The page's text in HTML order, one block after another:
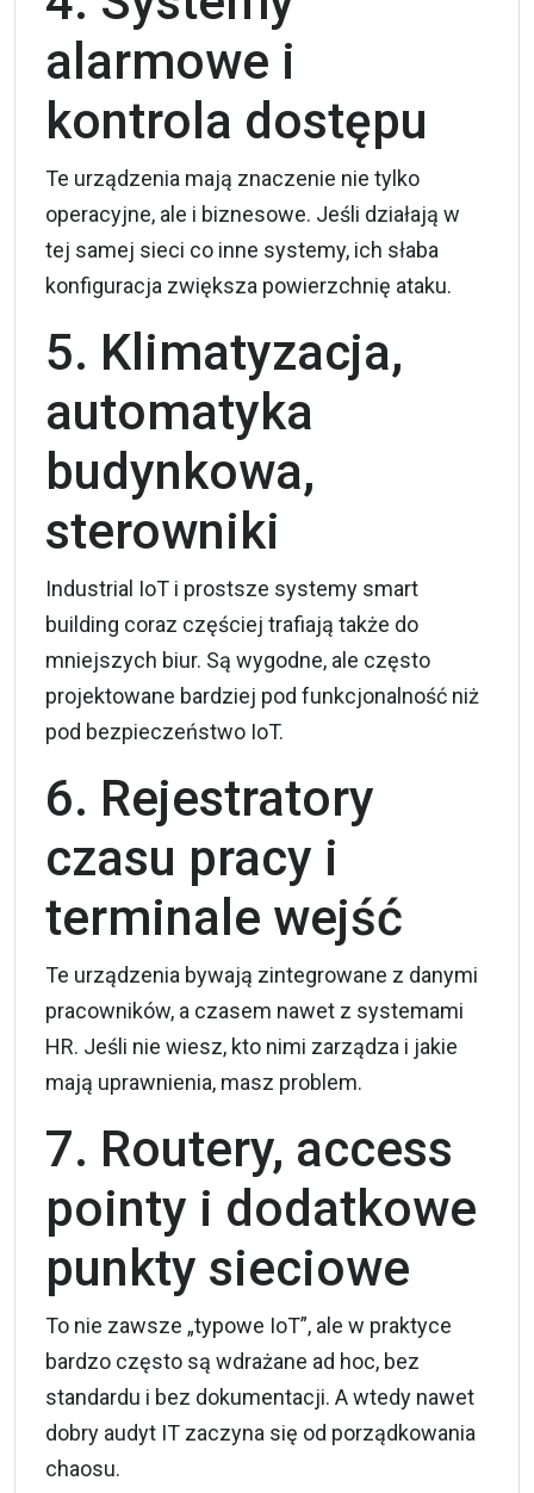
alarmowe i
kontrola dostępu
Te urządzenia mają znaczenie nie tylko
operacyjne, ale i biznesowe. Jeśli działają w
tej samej sieci co inne systemy, ich słaba
konfiguracja zwiększa powierzchnię ataku.
5. Klimatyzacja,
automatyka
budynkowa,
sterowniki
Industrial IoT i prostsze systemy smart
building coraz częściej trafiają także do
mniejszych biur. Są wygodne, ale często
projektowane bardziej pod funkcjonalność niż
pod bezpieczeństwo IoT.
6. Rejestratory
czasu pracy i
terminale wejść
Te urządzenia bywają zintegrowane z danymi
pracowników, a czasem nawet z systemami
HR. Jeśli nie wiesz, kto nimi zarządza i jakie
mają uprawnienia, masz problem.
7. Routery, access
pointy i dodatkowe
punkty sieciowe
To nie zawsze „typowe IoT”, ale w praktyce
bardzo często są wdrażane ad hoc, bez
standardu i bez dokumentacji. A wtedy nawet
dobry audyt IT zaczyna się od porządkowania
chaosu.